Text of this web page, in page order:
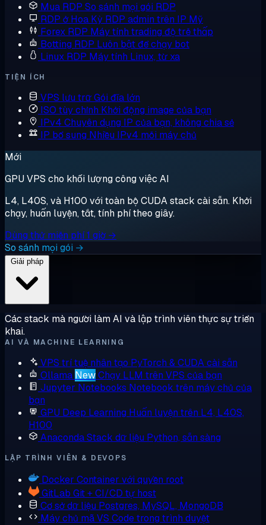
Mua RDP So sánh mọi gói RDP
RDP ở Hoa Kỳ RDP admin trên IP Mỹ
Forex RDP Máy tính trading độ trễ thấp
Botting RDP Luôn bật để chạy bot
Linux RDP Máy tính Linux, từ xa
TIỆN ÍCH
VPS lưu trữGói đĩa lớn
ISO tùy chỉnh Khởi động image của bạn
IPv4 Chuyên dụng IP của bạn, không chia sẻ
IP bổ sung Nhiều IPv4 mỗi máy chủ
Mới
GPU VPS cho khối lượng công việc AI
L4, L40S, và H100 với toàn bộ CUDA stack cài sẵn. Khởi
chạy, huấn luyện, tắt, tính phí theo giây.
Dùng thử miễn phí 1 giờ →
So sánh mọi gói →
Các stack mà người làm AI và lập trình viên thực sự triển
khai.
AI VÀ MACHINE LEARNING
VPS trí tuệ nhân tạo PyTorch & CUDA cài sẵn
Ollama NewChạy LLM trên VPS của bạn
Jupyter Notebooks Notebook trên máy chủ của
bạn
GPU Deep Learning Huấn luyện trên L4, L40S,
H100
AnacondaStack dữ liệu Python, sẵn sàng
LẬP TRÌNH VIÊN & DEVOPS
Docker Container với quyền root
GitLab Git + CI/CD tự host
Cơ sở dữ liệu Postgres, MySQL, MongoDB
Máy chủ mãVS Code trong trình duyệt